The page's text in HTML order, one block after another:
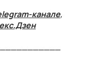
канале,